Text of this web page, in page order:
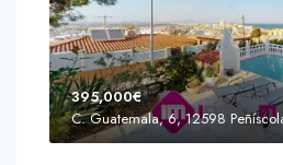
395,000€